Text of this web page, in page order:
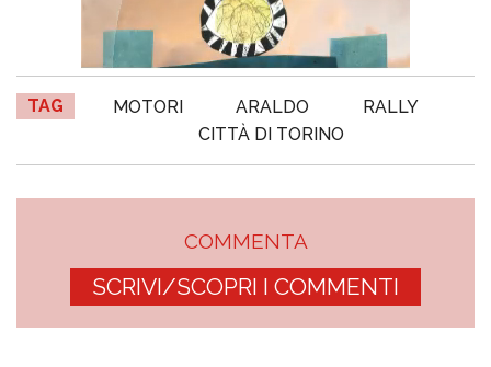
TAG MOTORI ARALDO
RALLY
CITTÀ DI TORINO
COMMENTA
SCRIVI/SCOPRI I COMMENTI